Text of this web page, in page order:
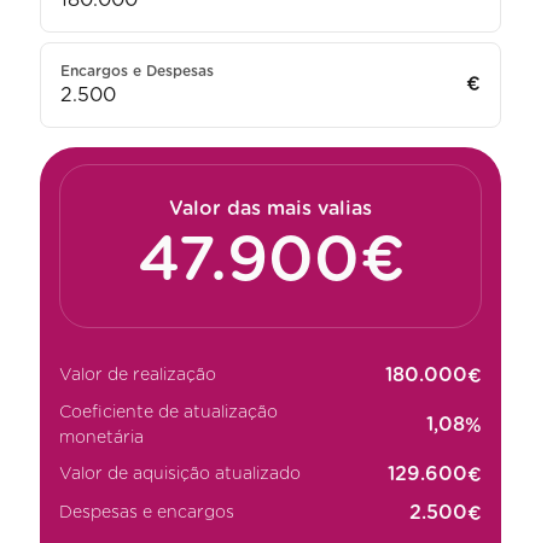
Encargos e Despesas
€
Valor das mais valias
Valor de realização €
Coeficiente de atualização
monetária
%
Valor de aquisição atualizado €
Despesas e encargos €